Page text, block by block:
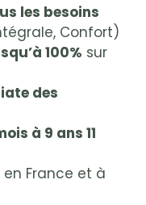
les besoins
Confort)
100% sur
des
à 9 ans 11
en France et à